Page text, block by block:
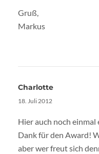
Gruß,
Markus
Charlotte
18. Juli 2012
Hier auch noch einmal
Dank für den Award!
aber wer freut sich